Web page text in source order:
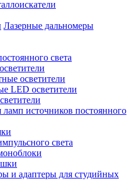
Лазерные дальномеры
света
осветители
LED осветители
источников постоянного
света
и адаптеры для студийных